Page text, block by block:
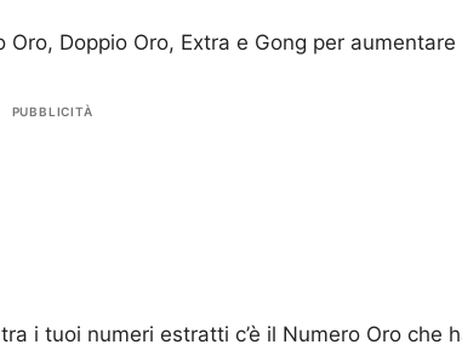
Doppio Oro, Extra e Gong per
PUBBLICITÀ
i tuoi numeri estratti c’è il Numero Oro che